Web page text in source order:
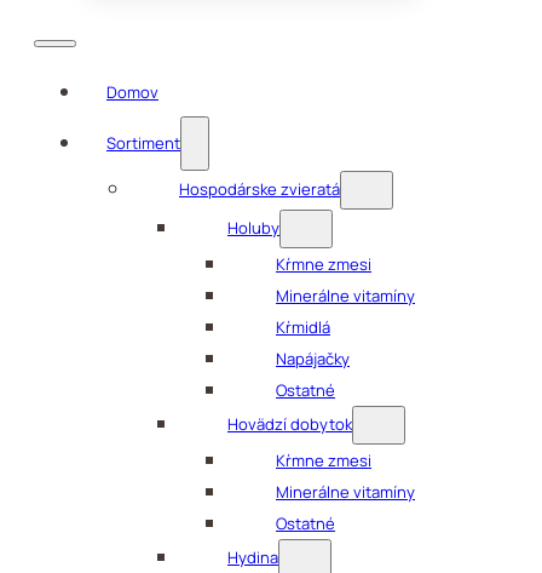
Domov
Sortiment
Hospodárske zvieratá
Holuby
Kŕmne zmesi
Minerálne vitamíny
Kŕmidlá
Napájačky
Ostatné
Hovädzí dobytok
Kŕmne zmesi
Minerálne vitamíny
Ostatné
Hydina